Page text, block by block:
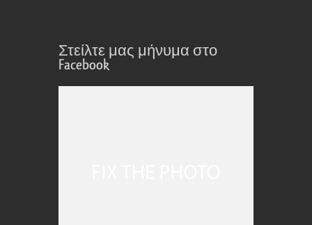
Στείλτε μας μήνυμα στο
Facebook